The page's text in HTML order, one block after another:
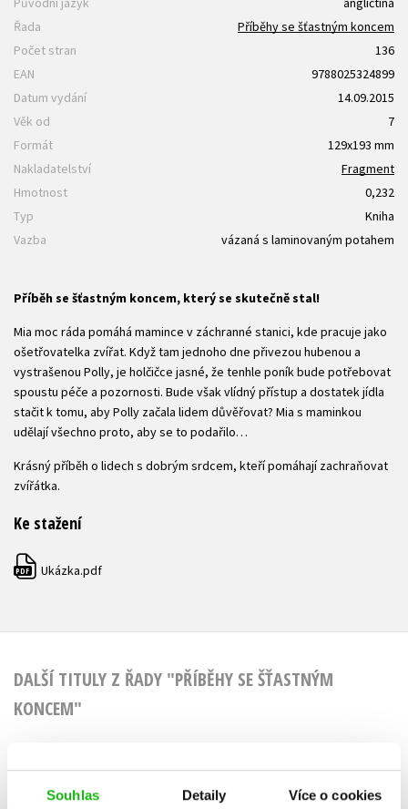
Souhlas Detaily Více o cookies
Řada
Příběhy se šťastným koncem
Počet stran
136
EAN
9788025324899
Datum vydání
14.09.2015
Věk od
7
Formát
129x193 mm
Nakladatelství
Fragment
Hmotnost
0,232
Typ
Kniha
Vazba
vázaná s laminovaným potahem
Příběh se šťastným koncem, který se skutečně stal!
Mia moc ráda pomáhá mamince v záchranné stanici, kde pracuje jako
ošetřovatelka zvířat. Když tam jednoho dne přivezou hubenou a
vystrašenou Polly, je holčičce jasné, že tenhle poník bude potřebovat
spoustu péče a pozornosti. Bude však vlídný přístup a dostatek jídla
stačit k tomu, aby Polly začala lidem důvěřovat? Mia s maminkou
udělají všechno proto, aby se to podařilo…
Krásný příběh o lidech s dobrým srdcem, kteří pomáhají zachraňovat
zvířátka.
Ke stažení
PDF Ukázka.pdf
DALŠÍ TITULY Z ŘADY "PŘÍBĚHY SE ŠŤASTNÝM
KONCEM"
Příběhy se šťastným